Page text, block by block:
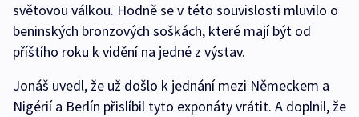
světovou válkou. Hodně se v této souvislosti mluvilo o
beninských bronzových soškách, které mají být od
příštího roku k vidění na jedné z výstav.
Jonáš uvedl, že už došlo k jednání mezi Německem a
Nigérií a Berlín přislíbil tyto exponáty vrátit. A doplnil, že